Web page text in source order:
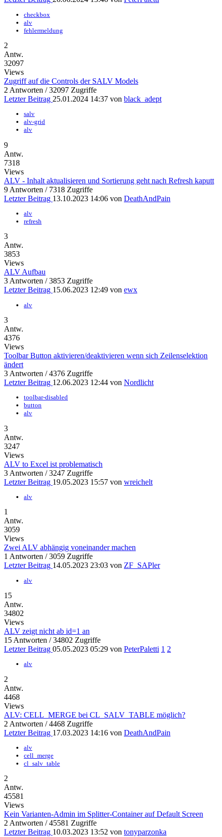
checkbox
alv
fehlermeldung
2
Antw.
32097
Views
Zugriff auf die Controls der SALV Models
2 Antworten / 32097 Zugriffe
Letzter Beitrag 25.01.2024 14:37 von black_adept
salv
alv-grid
alv
9
Antw.
7318
Views
ALV - Inhalt aktualisieren und Sortierung geht nach Refresh kaputt
9 Antworten / 7318 Zugriffe
Letzter Beitrag 13.10.2023 14:06 von DeathAndPain
alv
refresh
3
Antw.
3853
Views
ALV Aufbau
3 Antworten / 3853 Zugriffe
Letzter Beitrag 15.06.2023 12:49 von ewx
alv
3
Antw.
4376
Views
Toolbar Button aktivieren/deaktivieren wenn sich Zeilenselektion
ändert
3 Antworten / 4376 Zugriffe
Letzter Beitrag 12.06.2023 12:44 von Nordlicht
toolbar-disabled
button
alv
3
Antw.
3247
Views
ALV to Excel ist problematisch
3 Antworten / 3247 Zugriffe
Letzter Beitrag 19.05.2023 15:57 von wreichelt
alv
1
Antw.
3059
Views
Zwei ALV abhängig voneinander machen
1 Antworten / 3059 Zugriffe
Letzter Beitrag 14.05.2023 23:03 von ZF_SAPler
alv
15
Antw.
34802
Views
ALV zeigt nicht ab id=1 an
15 Antworten / 34802 Zugriffe
Letzter Beitrag 05.05.2023 05:29 von PeterPaletti 1 2
alv
2
Antw.
4468
Views
ALV: CELL_MERGE bei CL_SALV_TABLE möglich?
2 Antworten / 4468 Zugriffe
Letzter Beitrag 17.03.2023 14:16 von DeathAndPain
alv
cell_merge
cl_salv_table
2
Antw.
45581
Views
Kein Varianten-Admin im Splitter-Container auf Default Screen
2 Antworten / 45581 Zugriffe
Letzter Beitrag 10.03.2023 13:52 von tonyparzonka